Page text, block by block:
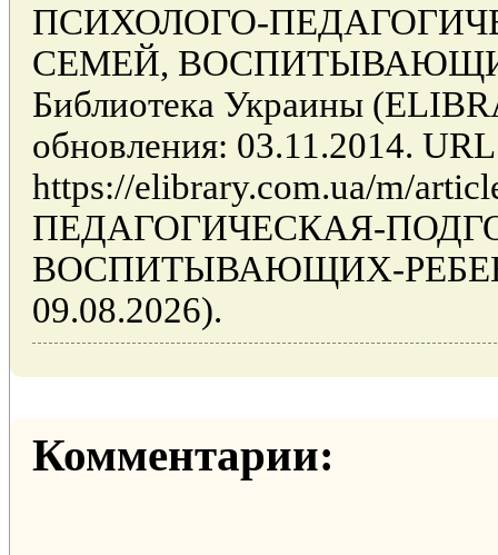
ПСИХОЛОГО-
СЕМЕЙ,
Библиотека Украины
обновления: 03.11.2014.
https://elibrary.com.ua/m/
ПЕДАГОГИЧЕСКАЯ-
ВОСПИТЫВАЮЩИХ-
09.08.2026).
Комментарии: